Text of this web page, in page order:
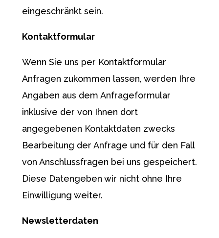
eingeschränkt sein.
Kontaktformular
Wenn Sie uns per Kontaktformular
Anfragen zukommen lassen, werden Ihre
Angaben aus dem Anfrageformular
inklusive der von Ihnen dort
angegebenen Kontaktdaten zwecks
Bearbeitung der Anfrage und für den Fall
von Anschlussfragen bei uns gespeichert.
Diese Datengeben wir nicht ohne Ihre
Einwilligung weiter.
Newsletterdaten